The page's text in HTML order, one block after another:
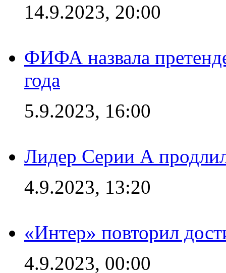
14.9.2023, 20:00
ФИФА назвала
года
5.9.2023, 16:00
Лидер Серии А
4.9.2023, 13:20
«Интер» повторил
4.9.2023, 00:00